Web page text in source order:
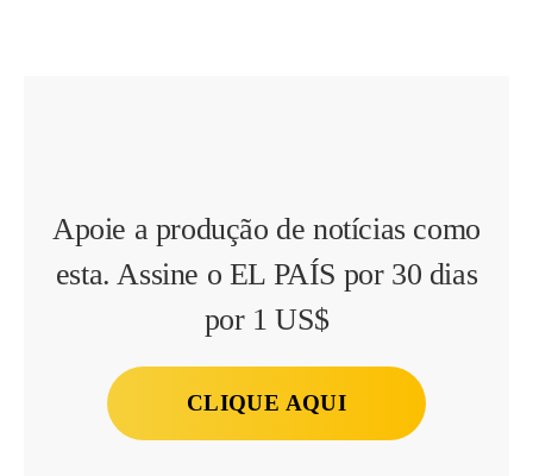
Apoie a produção de notícias como
esta. Assine o EL PAÍS por 30 dias
por 1 US$
CLIQUE AQUI